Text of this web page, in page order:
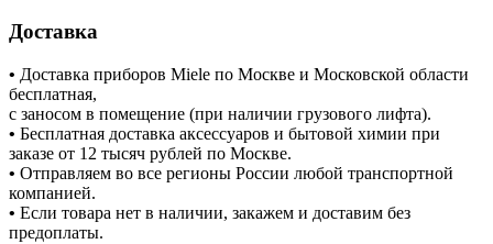
Доставка
• Доставка приборов Miele по Москве и Московской области
бесплатная,
с заносом в помещение (при наличии грузового лифта).
• Бесплатная доставка аксессуаров и бытовой химии при
заказе от 12 тысяч рублей по Москве.
• Отправляем во все регионы России любой транспортной
компанией.
• Если товара нет в наличии, закажем и доставим без
предоплаты.